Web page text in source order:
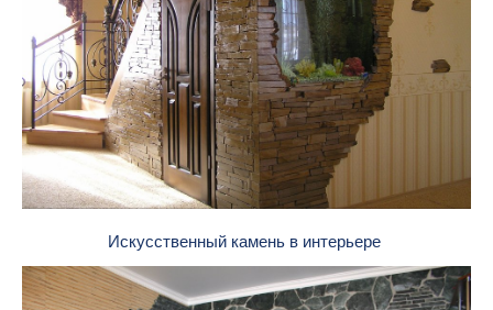
Искусственный камень в интерьере